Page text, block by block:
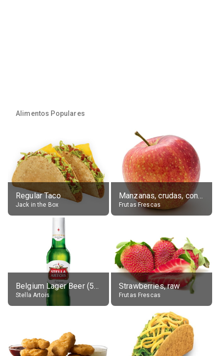
Alimentos Populares
Regular Taco
Jack in the Box
Manzanas, crudas, con piel
Frutas Frescas
Belgium Lager Beer (5% alc.)
Stella Artois
Strawberries, raw
Frutas Frescas